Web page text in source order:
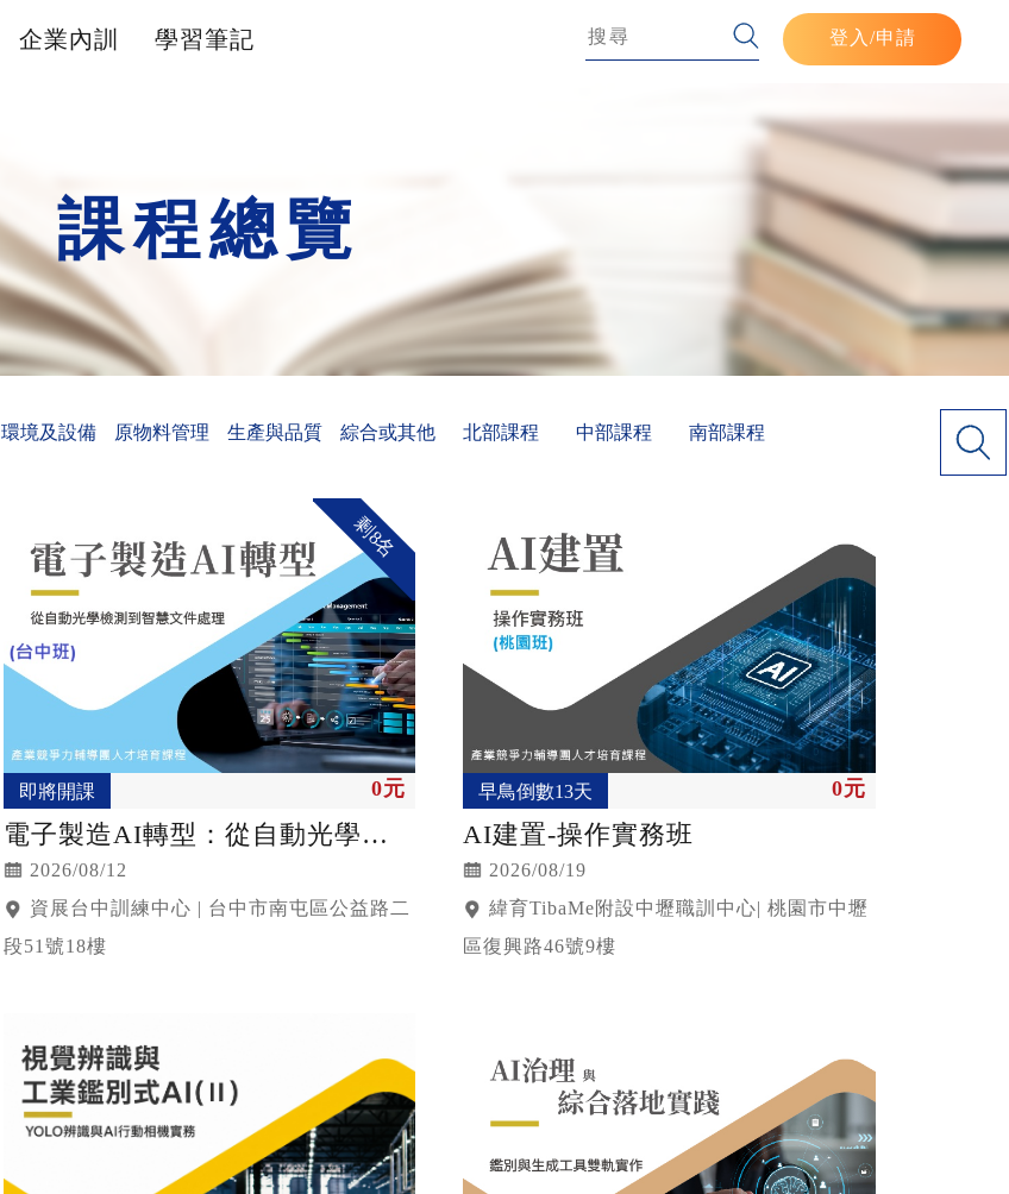
企業內訓 學習筆記 登入 /申請
課程總覽
環境及設備 原物料管理 生產與品質 綜合或其他 北部課程 中部課程 南部課程
剩8名
即將開課 0元
電子製造AI轉型：從自動光學檢
測到智慧文件處理
2026/08/12
資展台中訓練中心 | 台中市南屯區公益路二
段51號18樓
早鳥倒數13天 0元
AI建置-操作實務班
2026/08/19
緯育TibaMe附設中壢職訓中心| 桃園市中壢
區復興路46號9樓